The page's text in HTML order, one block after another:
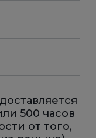
500 часов
от того,